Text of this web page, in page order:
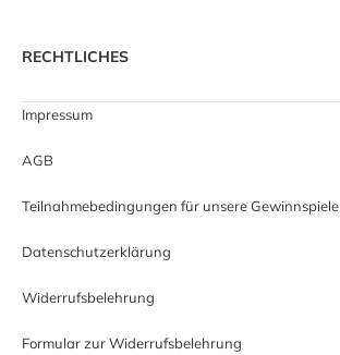
RECHTLICHES
Impressum
AGB
Teilnahmebedingungen für unsere Gewinnspiele
Datenschutzerklärung
Widerrufsbelehrung
Formular zur Widerrufsbelehrung